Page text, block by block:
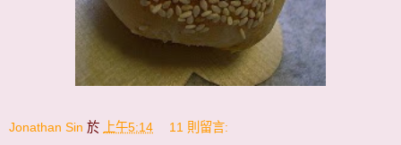
Jonathan Sin 於 上午5:14 11 則留言: